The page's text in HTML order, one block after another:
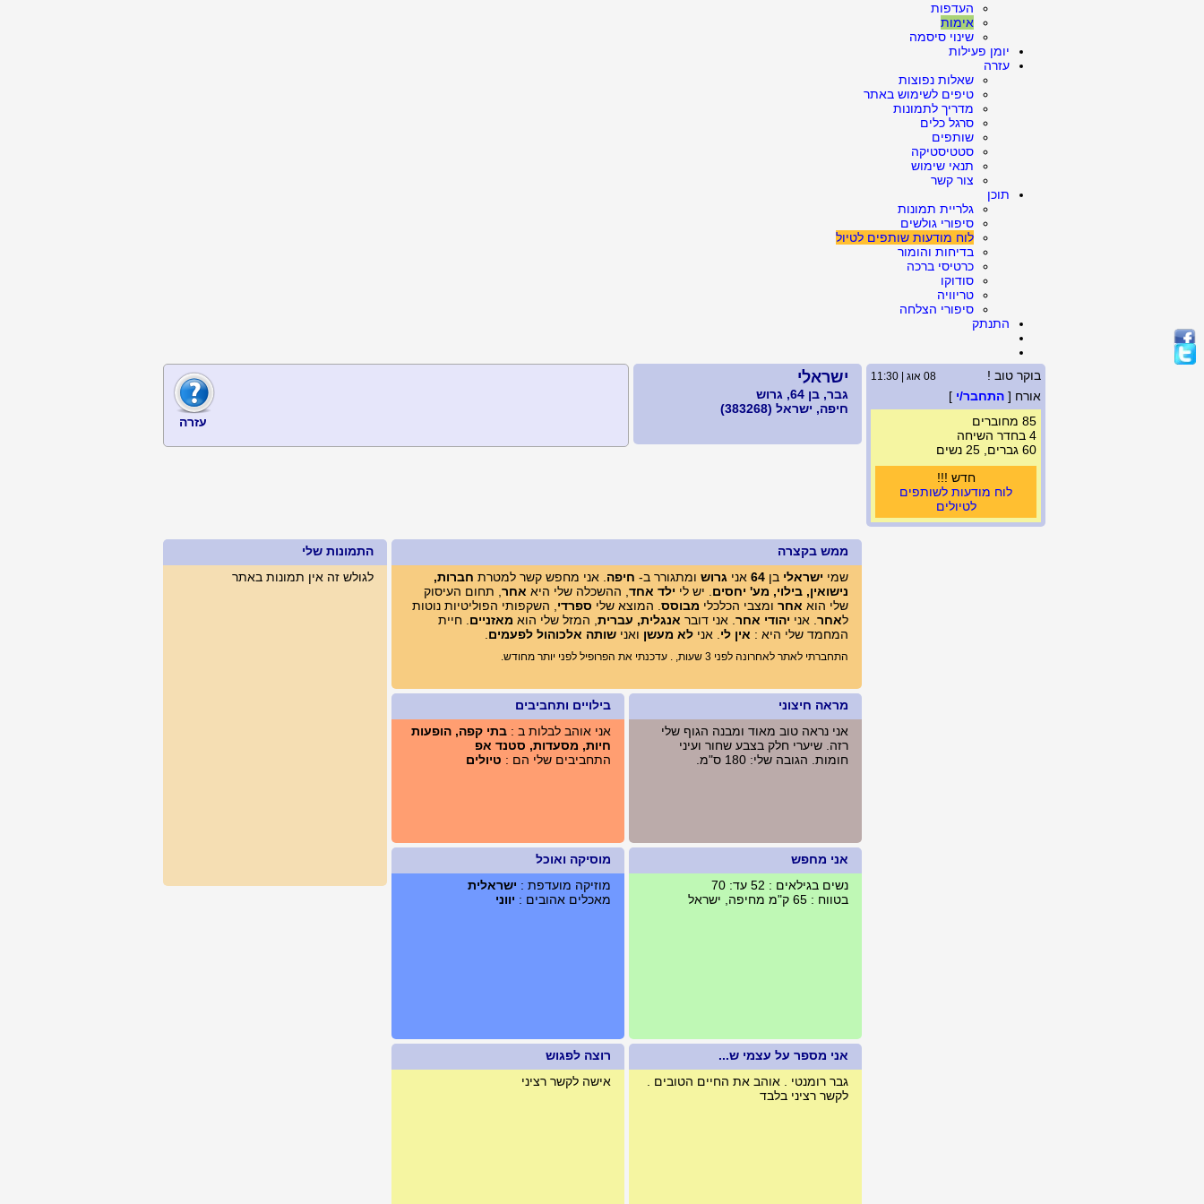
העדפות
אימות
שינוי סיסמה
יומן פעילות
עזרה
שאלות נפוצות
טיפים לשימוש באתר
מדריך לתמונות
סרגל כלים
שותפים
סטטיסטיקה
תנאי שימוש
צור קשר
תוכן
גלריית תמונות
סיפורי גולשים
לוח מודעות שותפים לטיול
בדיחות והומור
כרטיסי ברכה
סודוקו
טריוויה
סיפורי הצלחה
התנתק
בוקר טוב ! 08 אוג | 11:30
אורח [ התחבר/י ]
85 מחוברים
4 בחדר השיחה
60 גברים, 25 נשים
חדש !!!
לוח מודעות לשותפים
לטיולים
ישראלי
גבר, בן 64, גרוש
חיפה, ישראל (383268)
עזרה
התמונות שלי
לגולש זה אין תמונות באתר
ממש בקצרה
שמי ישראלי בן 64 אני גרוש ומתגורר ב- חיפה . אני מחפש קשר למטרת חברות,
נישואין, בילוי, מע' יחסים . יש לי ילד אחד , ההשכלה שלי היא אחר , תחום העיסוק
שלי הוא אחר ומצבי הכלכלי מבוסס . המוצא שלי ספרדי , השקפותי הפוליטיות נוטות
לאחר . אני יהודי אחר . אני דובר אנגלית, עברית , המזל שלי הוא מאזניים . חיית
המחמד שלי היא : אין לי . אני לא מעשן ואני שותה אלכוהול לפעמים
התחברתי לאתר לאחרונה לפני 3 שעות, . עדכנתי את הפרופיל לפני יותר מחודש.
מראה חיצוני
אני נראה טוב מאוד ומבנה הגוף שלי
רזה. שיערי חלק בצבע שחור ועיני
חומות. הגובה שלי: 180 ס"מ.
אני מחפש
נשים בגילאים : 52 עד: 70
בטווח : 65 ק"מ מחיפה, ישראל
אני מספר על עצמי ש...
גבר רומנטי . אוהב את החיים הטובים .
לקשר רציני בלבד
בילויים ותחביבים
אני אוהב לבלות ב : בתי קפה, הופעות
חיות, מסעדות, סטנד אפ
התחביבים שלי הם : טיולים
מוסיקה ואוכל
מוזיקה מועדפת : ישראלית
מאכלים אהובים : יווני
רוצה לפגוש
אישה לקשר רציני